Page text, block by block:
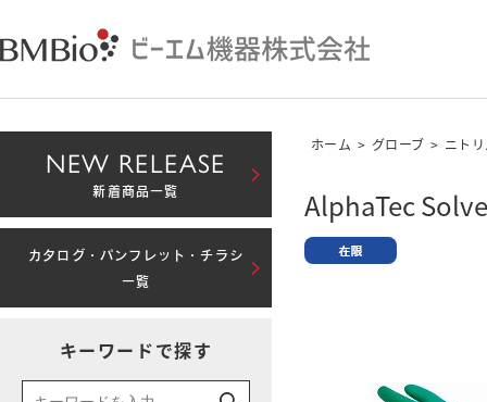
ホーム > グローブ > ニト
AlphaTec
NEW RELEASE
新着商品一覧
カタログ・パンフレット・チラシ
一覧
キーワードで探す